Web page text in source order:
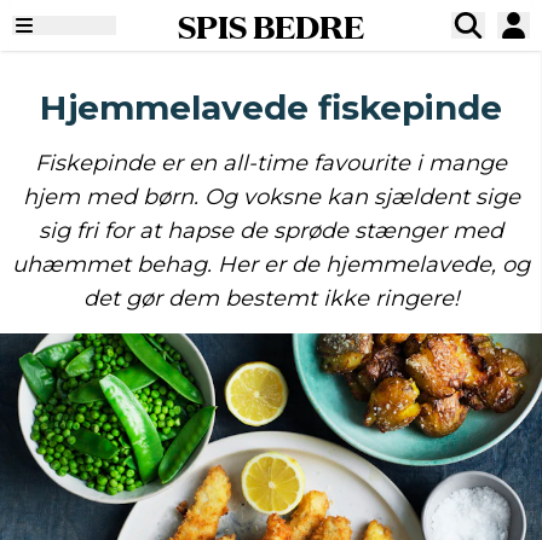
SPIS BEDRE
Hjemmelavede fiskepinde
Fiskepinde er en all-time favourite i mange
hjem med børn. Og voksne kan sjældent sige
sig fri for at hapse de sprøde stænger med
uhæmmet behag. Her er de hjemmelavede, og
det gør dem bestemt ikke ringere!